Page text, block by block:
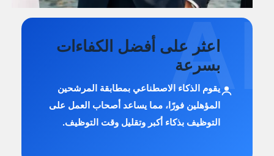
AI
اعثر على أفضل الكفاءات
بسرعة
يقوم الذكاء الاصطناعي بمطابقة المرشحين
المؤهلين فورًا، مما يساعد أصحاب العمل على
التوظيف بذكاء أكبر وتقليل وقت التوظيف.